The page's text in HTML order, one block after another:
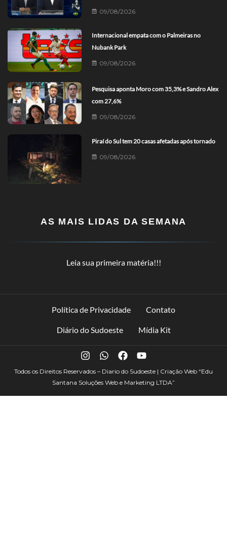
09/08/2026
Internacional empata com o Palmeiras no
Nubank Park
09/08/2026
Pesquisa aponta Moro com 35,3% e Sandro Alex
com 27,6%
09/08/2026
Piraí do Sul tem 20 casas afetadas após tornado
09/08/2026
AS MAIS LIDAS DA SEMANA
Leia sua primeira matéria!!!
Política de Privacidade Contato
Diário do Sudoeste Mídia Kit
Todos os Direitos Reservados – Diario do Sudoeste | Criação Web “Edu
Santana Soluções Web e Marketing LTDA”